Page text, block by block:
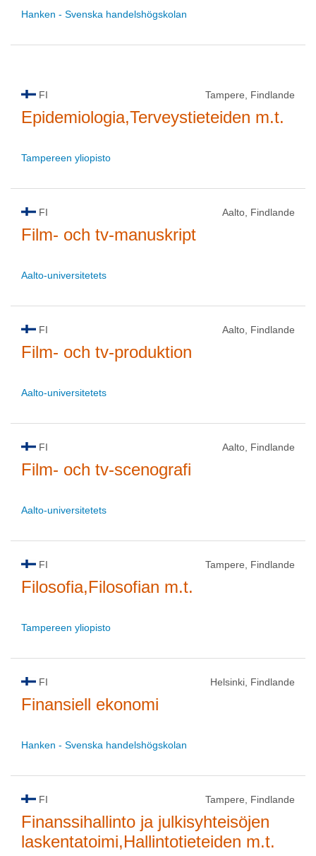
Hanken - Svenska handelshögskolan
FI Tampere, Findlande
Epidemiologia,Terveystieteiden m.t.
Tampereen yliopisto
FI Aalto, Findlande
Film- och tv-manuskript
Aalto-universitetets
FI Aalto, Findlande
Film- och tv-produktion
Aalto-universitetets
FI Aalto, Findlande
Film- och tv-scenografi
Aalto-universitetets
FI Tampere, Findlande
Filosofia,Filosofian m.t.
Tampereen yliopisto
FI Helsinki, Findlande
Finansiell ekonomi
Hanken - Svenska handelshögskolan
FI Tampere, Findlande
Finanssihallinto ja julkisyhteisöjen
laskentatoimi,Hallintotieteiden m.t.